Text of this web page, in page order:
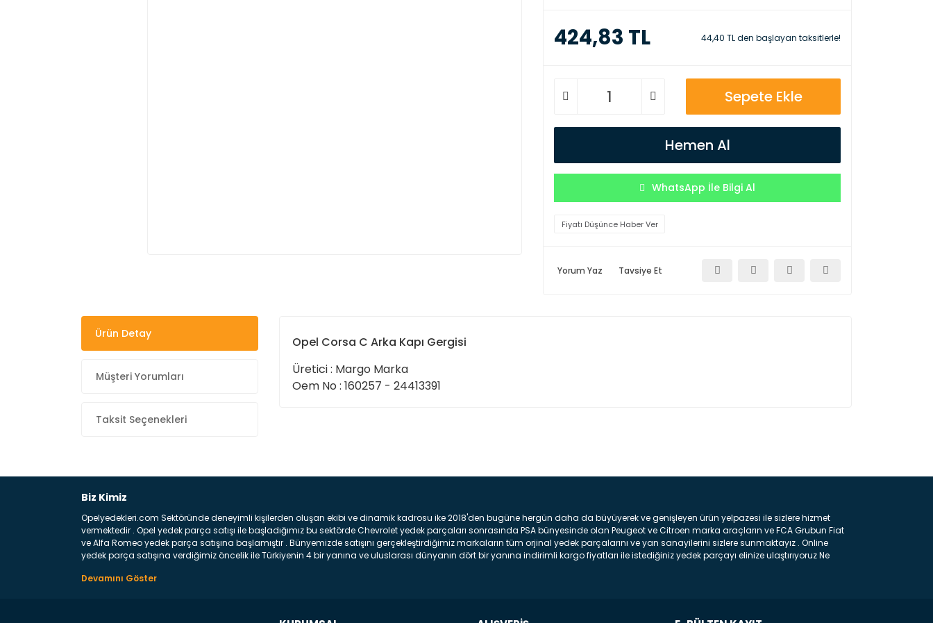
424,83 TL 44,40 TL den başlayan taksitlerle!
Sepete Ekle
Hemen Al
WhatsApp İle Bilgi Al
Fiyatı Düşünce Haber Ver
Yorum Yaz Tavsiye Et
Ürün Detay
Müşteri Yorumları
Taksit Seçenekleri
Opel Corsa C Arka Kapı Gergisi
Üretici : Margo Marka
Oem No : 160257 - 24413391
Biz Kimiz
Opelyedekleri.com Sektöründe deneyimli kişilerden oluşan ekibi ve dinamik kadrosu ike 2018'den bugüne hergün daha da büyüyerek ve genişleyen ürün yelpazesi ile sizlere hizmet
vermektedir . Opel yedek parça satışı ile başladığımız bu sektörde Chevrolet yedek parçaları sonrasında PSA bünyesinde olan Peugeot ve Citroen marka araçların ve FCA Grubun Fiat
ve Alfa Romeo yedek parça satışına başlamıştır . Bünyemizde satışını gerçekleştirdiğimiz markaların tüm orjinal yedek parçalarını ve yan sanayilerini sizlere sunmaktayız . Online
yedek parça satışına verdiğimiz öncelik ile Türkiyenin 4 bir yanına ve uluslarası dünyanın dört bir yanına indirimli kargo fiyatları ile istediğiniz yedek parçayı elinize ulaştırıyoruz Ne
belirttiğimiz parçalar sizlere fikir sağlayacaktır. Ön Tampon : Aracınızın ön kısmında bulunan plastik darbe emici amacı ile yapılmış olan kaporta aksam parçasıdır. Çamurluk :
üretilmiş disk ile teması sayesinde durmayı sağlayan aksam parçadır . Fren Diski : Aracımızın ön ve arka tekerlerinde bulunan frenleme ana elemanıdır . Hangi Araçlara Yedek Parça